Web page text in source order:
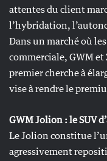
attentes du client
l’hybridation,
Dans un marché où
commerciale, GWM
premier cherche à
vise à rendre le
GWM Jolion : le SUV
Le Jolion constitue
agressivement